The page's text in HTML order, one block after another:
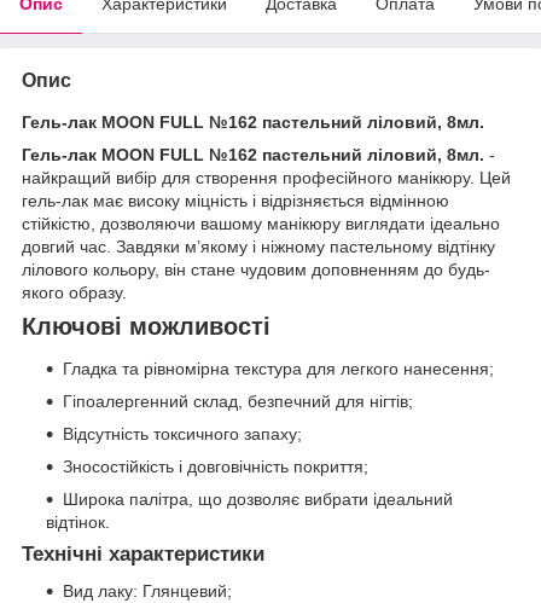
Опис
Гель-лак MOON FULL №162 пастельний ліловий, 8мл.
Гель-лак MOON FULL №162 пастельний ліловий, 8мл. -
найкращий вибір для створення професійного манікюру. Цей
гель-лак має високу міцність і відрізняється відмінною
стійкістю, дозволяючи вашому манікюру виглядати ідеально
довгий час. Завдяки м’якому і ніжному пастельному відтінку
лілового кольору, він стане чудовим доповненням до будь-
якого образу.
Ключові можливості
Гладка та рівномірна текстура для легкого нанесення;
Гіпоалергенний склад, безпечний для нігтів;
Відсутність токсичного запаху;
Зносостійкість і довговічність покриття;
Широка палітра, що дозволяє вибрати ідеальний
відтінок.
Технічні характеристики
Вид лаку: Глянцевий;